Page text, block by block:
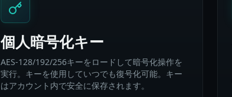
個人暗号化キー
AES-128/192/256キーをロードして暗号化操作を
実行。キーを使用していつでも復号化可能。キー
はアカウント内で安全に保存されます。